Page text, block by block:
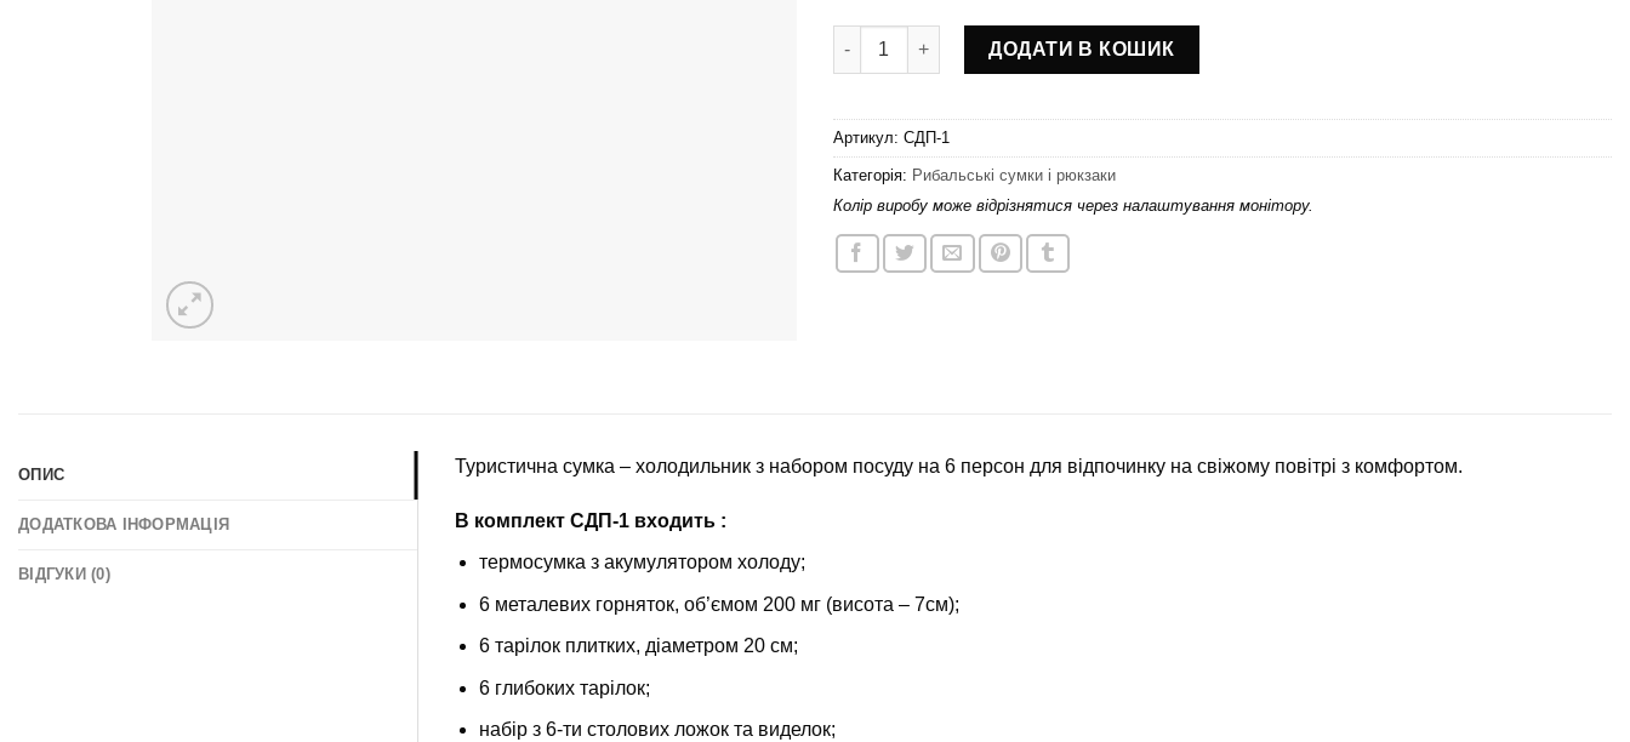
Набір для пікніка (посуд на 6 персон та сумка з термовідділенням) СДП-1 кількість
ДОДАТИ В КОШИК
Артикул: СДП-1
Категорія: Рибальські сумки і рюкзаки
Колір виробу може відрізнятися через налаштування монітору.
ОПИС
ДОДАТКОВА ІНФОРМАЦІЯ
ВІДГУКИ (0)
Туристична сумка – холодильник з набором посуду на 6 персон для відпочинку на свіжому повітрі з комфортом.
В комплект СДП-1 входить :
термосумка з акумулятором холоду;
6 металевих горняток, об’ємом 200 мг (висота – 7см);
6 тарілок плитких, діаметром 20 см;
6 глибоких тарілок;
набір з 6-ти столових ложок та виделок;